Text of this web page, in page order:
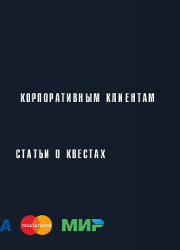
КОРПОРАТИВНЫМ КЛИЕНТАМ
СТАТЬИ О КВЕСТАХ